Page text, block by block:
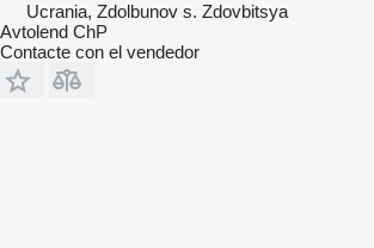
Ucrania, Zdolbunov s. Zdovbitsya
Avtolend ChP
Contacte con el vendedor